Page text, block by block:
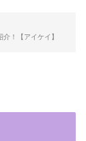
！【アイケイ】